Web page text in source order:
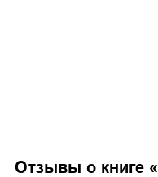
Отзывы о книге «